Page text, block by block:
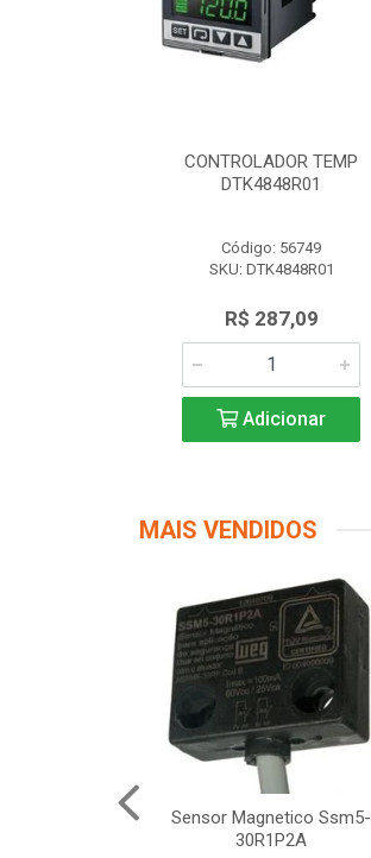
CONTROLADOR TEMP
DTK4848R01
Código: 56749
SKU: DTK4848R01
R$ 287,09
Adicionar
MAIS VENDIDOS
Sensor Magnetico Ssm5-
30R1P2A